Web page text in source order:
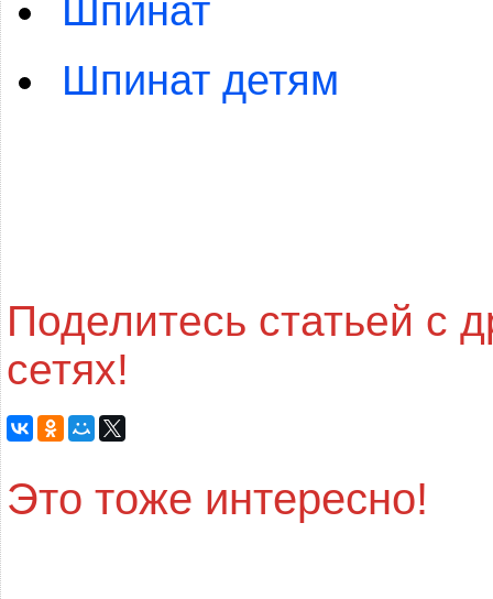
Шпинат
Шпинат детям
Поделитесь статьей с
сетях!
Это тоже интересно!